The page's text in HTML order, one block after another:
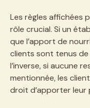
Les règles affichées
rôle crucial. Si un
que l’apport de
clients sont tenus
l’inverse, si aucune
mentionnée, les
droit d’apporter leur